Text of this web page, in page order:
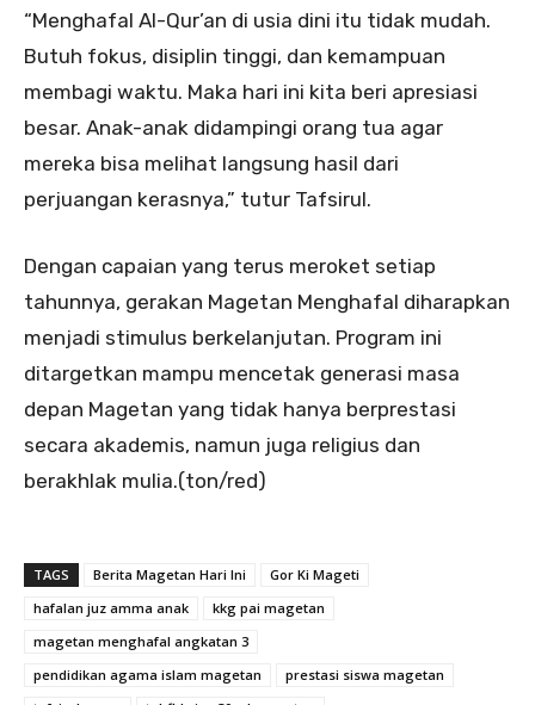
“Menghafal Al-Qur’an di usia dini itu tidak mudah.
Butuh fokus, disiplin tinggi, dan kemampuan
membagi waktu. Maka hari ini kita beri apresiasi
besar. Anak-anak didampingi orang tua agar
mereka bisa melihat langsung hasil dari
perjuangan kerasnya,” tutur Tafsirul.
Dengan capaian yang terus meroket setiap
tahunnya, gerakan Magetan Menghafal diharapkan
menjadi stimulus berkelanjutan. Program ini
ditargetkan mampu mencetak generasi masa
depan Magetan yang tidak hanya berprestasi
secara akademis, namun juga religius dan
berakhlak mulia.(ton/red)
TAGS Berita Magetan Hari Ini
Gor Ki Mageti
hafalan juz amma anak
kkg pai magetan
magetan menghafal angkatan 3
pendidikan agama islam magetan
prestasi siswa magetan